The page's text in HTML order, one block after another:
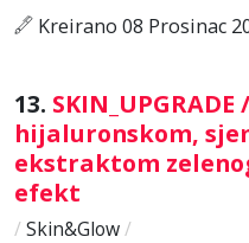
Kreirano 08 Prosinac
13.
hijaluronskom,
ekstraktom
efekt
/ Skin&Glow/